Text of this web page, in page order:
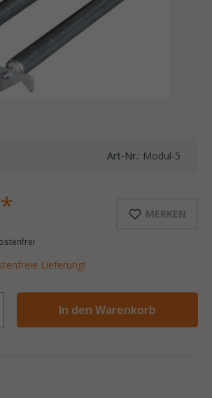
Art-Nr.: Modul-5
MERKEN
Lieferung!
In den Warenkorb